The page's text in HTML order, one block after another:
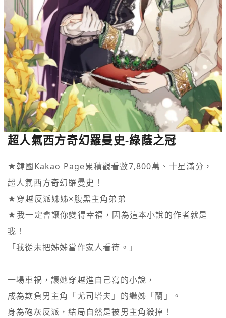
超人氣西方奇幻羅曼史-綠蔭之冠
★韓國Kakao Page累積觀看數7,800萬、十星滿分，
超人氣西方奇幻羅曼史！
★穿越反派姊姊×腹黑主角弟弟
★我一定會讓你變得幸福，因為這本小說的作者就是
我！
「我從未把姊姊當作家人看待。」
一場車禍，讓她穿越進自己寫的小說，
成為欺負男主角「尤司塔夫」的繼姊「蘭」。
身為砲灰反派，結局自然是被男主角殺掉！